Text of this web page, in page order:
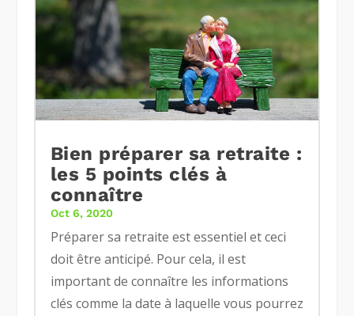
Bien préparer sa retraite :
les 5 points clés à
connaître
Oct 6, 2020
Préparer sa retraite est essentiel et ceci
doit être anticipé. Pour cela, il est
important de connaître les informations
clés comme la date à laquelle vous pourrez